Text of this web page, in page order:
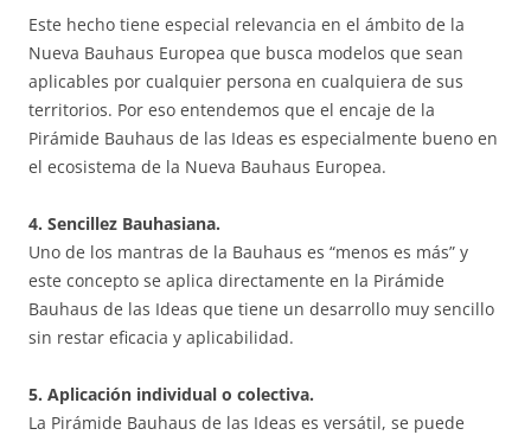
Este hecho tiene especial relevancia en el ámbito de la
Nueva Bauhaus Europea que busca modelos que sean
aplicables por cualquier persona en cualquiera de sus
territorios. Por eso entendemos que el encaje de la
Pirámide Bauhaus de las Ideas es especialmente bueno en
el ecosistema de la Nueva Bauhaus Europea.
4. Sencillez Bauhasiana.
Uno de los mantras de la Bauhaus es “menos es más” y
este concepto se aplica directamente en la Pirámide
Bauhaus de las Ideas que tiene un desarrollo muy sencillo
sin restar eficacia y aplicabilidad.
5. Aplicación individual o colectiva.
La Pirámide Bauhaus de las Ideas es versátil, se puede